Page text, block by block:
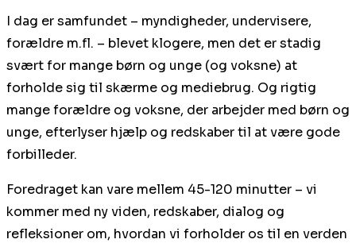
I dag er samfundet – myndigheder, undervisere,
forældre m.fl. – blevet klogere, men det er stadig
svært for mange børn og unge (og voksne) at
forholde sig til skærme og mediebrug. Og rigtig
mange forældre og voksne, der arbejder med børn og
unge, efterlyser hjælp og redskaber til at være gode
forbilleder.
Foredraget kan vare mellem 45-120 minutter – vi
kommer med ny viden, redskaber, dialog og
refleksioner om, hvordan vi forholder os til en verden